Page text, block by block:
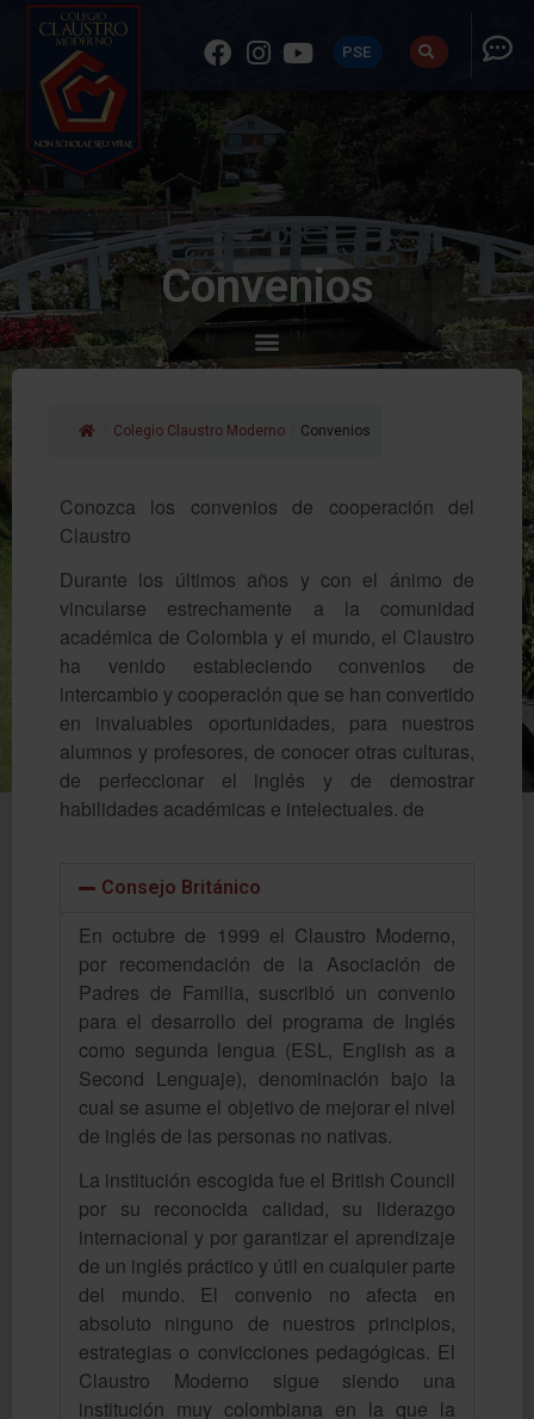
PSE
Convenios
Colegio Claustro Moderno Convenios
Conozca los convenios de cooperación del
Claustro
Durante los últimos años y con el ánimo de
vincularse estrechamente a la comunidad
académica de Colombia y el mundo, el Claustro
ha venido estableciendo convenios de
intercambio y cooperación que se han convertido
en invaluables oportunidades, para nuestros
alumnos y profesores, de conocer otras culturas,
de perfeccionar el inglés y de demostrar
habilidades académicas e intelectuales. de
Consejo Británico
En octubre de 1999 el Claustro Moderno,
por recomendación de la Asociación de
Padres de Familia, suscribió un convenio
para el desarrollo del programa de Inglés
como segunda lengua (ESL, English as a
Second Lenguaje), denominación bajo la
cual se asume el objetivo de mejorar el nivel
de inglés de las personas no nativas.
La institución escogida fue el British Council
por su reconocida calidad, su liderazgo
internacional y por garantizar el aprendizaje
de un inglés práctico y útil en cualquier parte
del mundo. El convenio no afecta en
absoluto ninguno de nuestros principios,
estrategias o convicciones pedagógicas. El
Claustro Moderno sigue siendo una
institución muy colombiana en la que la